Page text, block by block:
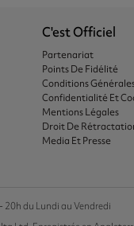
C'est Officiel
Partenariat
Points De Fidélité
Conditions
Confidentialité Et
Mentions Légales
Droit De
Media Et Presse
20h du Lundi au Vendredi